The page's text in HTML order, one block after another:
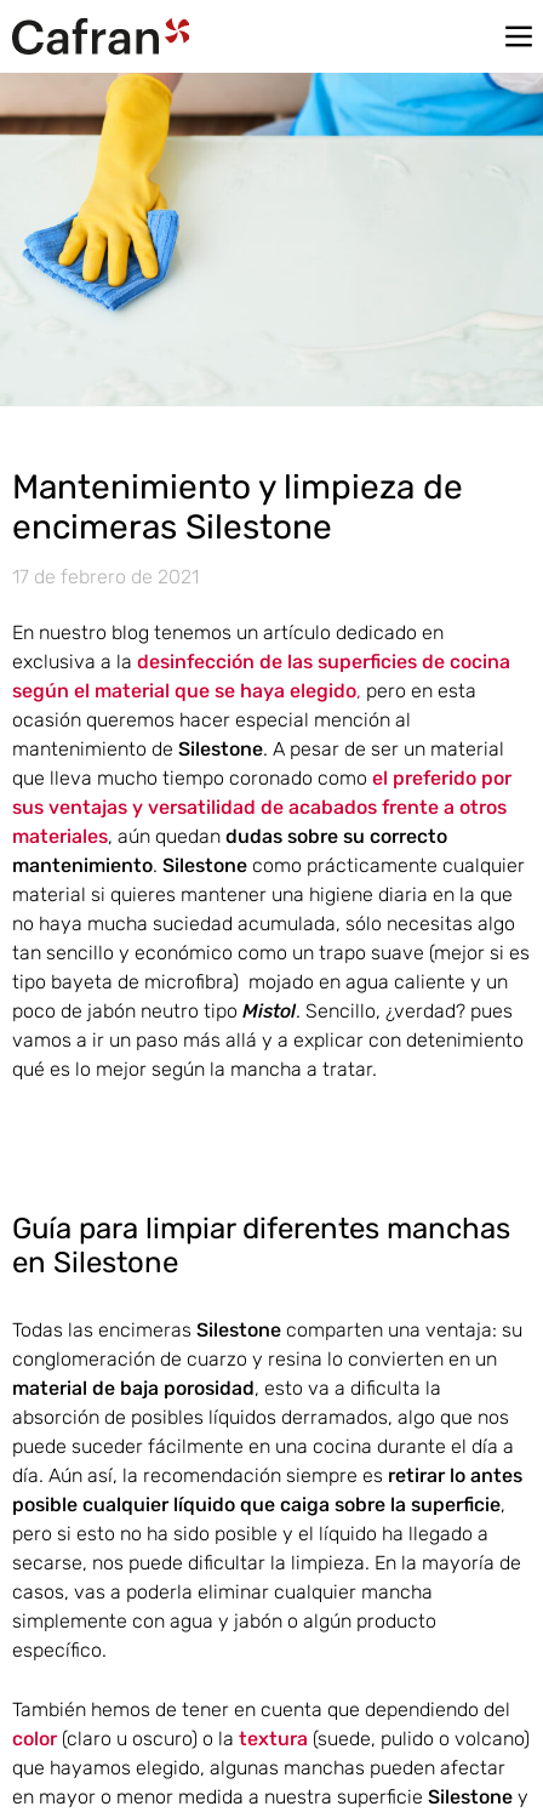
Mantenimiento y limpieza de
encimeras Silestone
17 de febrero de 2021
En nuestro blog tenemos un artículo dedicado en
exclusiva a la desinfección de las superficies de cocina
según el material que se haya elegido, pero en esta
ocasión queremos hacer especial mención al
mantenimiento de Silestone. A pesar de ser un material
que lleva mucho tiempo coronado como el preferido por
sus ventajas y versatilidad de acabados frente a otros
materiales, aún quedan dudas sobre su correcto
mantenimiento. Silestone como prácticamente cualquier
material si quieres mantener una higiene diaria en la que
no haya mucha suciedad acumulada, sólo necesitas algo
tan sencillo y económico como un trapo suave (mejor si es
tipo bayeta de microfibra) mojado en agua caliente y un
poco de jabón neutro tipo Mistol. Sencillo, ¿verdad? pues
vamos a ir un paso más allá y a explicar con detenimiento
qué es lo mejor según la mancha a tratar.
Guía para limpiar diferentes manchas
en Silestone
Todas las encimeras Silestone comparten una ventaja: su
conglomeración de cuarzo y resina lo convierten en un
material de baja porosidad, esto va a dificulta la
absorción de posibles líquidos derramados, algo que nos
puede suceder fácilmente en una cocina durante el día a
día. Aún así, la recomendación siempre es retirar lo antes
posible cualquier líquido que caiga sobre la superficie,
pero si esto no ha sido posible y el líquido ha llegado a
secarse, nos puede dificultar la limpieza. En la mayoría de
casos, vas a poderla eliminar cualquier mancha
simplemente con agua y jabón o algún producto
específico.
También hemos de tener en cuenta que dependiendo del
color(claro u oscuro) o la textura (suede, pulido o volcano)
que hayamos elegido, algunas manchas pueden afectar
en mayor o menor medida a nuestra superficie Silestone y